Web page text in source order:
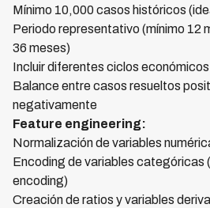
Mínimo 10,000 casos históricos
Periodo representativo (mínimo 12
36 meses)
Incluir diferentes ciclos
Balance entre casos resueltos
negativamente
Feature engineering:
Normalización de variables
Encoding de variables categóricas
encoding)
Creación de ratios y variables